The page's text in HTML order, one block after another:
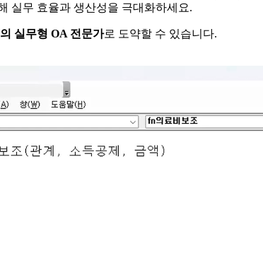
실무 효율과 생산성을 극대화하세요.
실무형 OA 전문가로 도약할 수 있습니다.